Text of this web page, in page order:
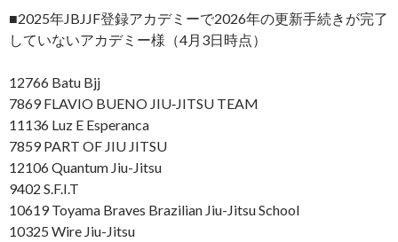
■2025年JBJJF登録アカデミーで2026年の更新手続きが完了
していないアカデミー様（4月3日時点）
12766 Batu Bjj
7869 FLAVIO BUENO JIU‐JITSU TEAM
11136 Luz E Esperanca
7859 PART OF JIU JITSU
12106 Quantum Jiu-Jitsu
9402 S.F.I.T
10619 Toyama Braves Brazilian Jiu-Jitsu School
10325 Wire Jiu-Jitsu